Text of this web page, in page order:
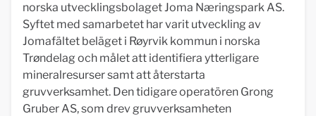
norska utvecklingsbolaget Joma Næringspark AS.
Syftet med samarbetet har varit utveckling av
Jomafältet beläget i Røyrvik kommun i norska
Trøndelag och målet att identifiera ytterligare
mineralresurser samt att återstarta
gruvverksamhet. Den tidigare operatören Grong
Gruber AS, som drev gruvverksamheten